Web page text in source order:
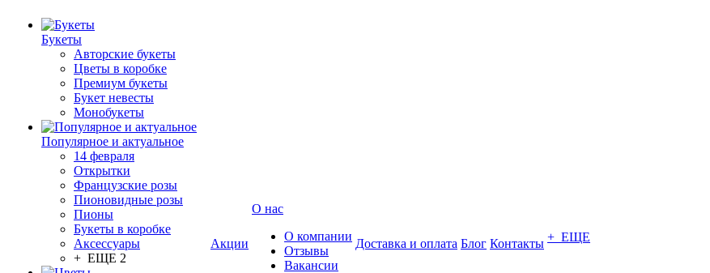
Букеты
Авторские букеты
Цветы в коробке
Премиум букеты
Букет невесты
Монобукеты
Популярное и актуальное
14 февраля
Открытки
Французские розы
Пионовидные розы
Пионы
Букеты в коробке
Аксессуары
+ ЕЩЕ 2
Акции
О нас
О компании
Отзывы
Вакансии
Доставка и оплата Блог Контакты + ЕЩЕ